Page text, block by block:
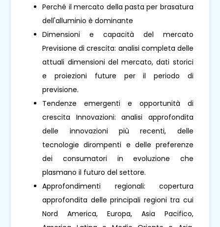
Perché il mercato della pasta per brasatura
dell'alluminio è dominante
Dimensioni e capacità del mercato
Previsione di crescita: analisi completa delle
attuali dimensioni del mercato, dati storici
e proiezioni future per il periodo di
previsione.
Tendenze emergenti e opportunità di
crescita Innovazioni: analisi approfondita
delle innovazioni più recenti, delle
tecnologie dirompenti e delle preferenze
dei consumatori in evoluzione che
plasmano il futuro del settore.
Approfondimenti regionali: copertura
approfondita delle principali regioni tra cui
Nord America, Europa, Asia Pacifico,